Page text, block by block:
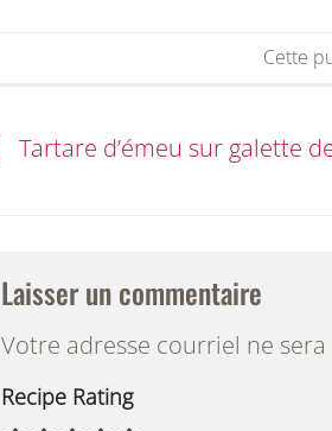
Cette
Tartare d’émeu sur galette
Laisser un commentaire
Votre adresse courriel ne
Recipe Rating